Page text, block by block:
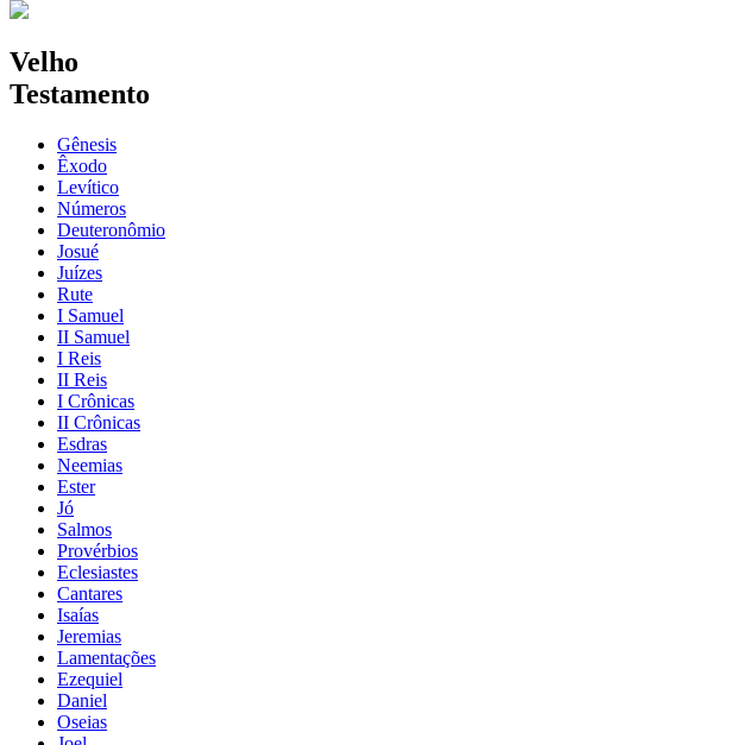
Velho
Testamento
Gênesis
Êxodo
Levítico
Números
Deuteronômio
Josué
Juízes
Rute
I Samuel
II Samuel
I Reis
II Reis
I Crônicas
II Crônicas
Esdras
Neemias
Ester
Jó
Salmos
Provérbios
Eclesiastes
Cantares
Isaías
Jeremias
Lamentações
Ezequiel
Daniel
Oseias